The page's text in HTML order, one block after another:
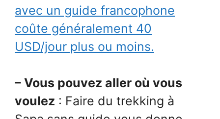
avec un guide francophone
coûte généralement 40
USD/jour plus ou moins.
– Vous pouvez aller où vous
voulez : Faire du trekking à